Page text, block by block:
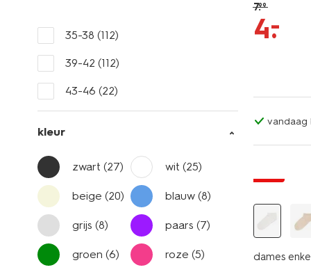
35-38 (112)
39-42 (112)
43-46 (22)
kleur
zwart (27) wit(25)
beige (20) blauw(8)
grijs (8) paars(7)
groen (6) roze(5)
7.99
4.
–
vandaag
dames